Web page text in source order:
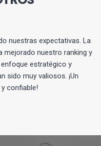
nuestras expectativas. La
mejorado nuestro ranking y
enfoque estratégico y
sido muy valiosos. ¡Un
confiable!